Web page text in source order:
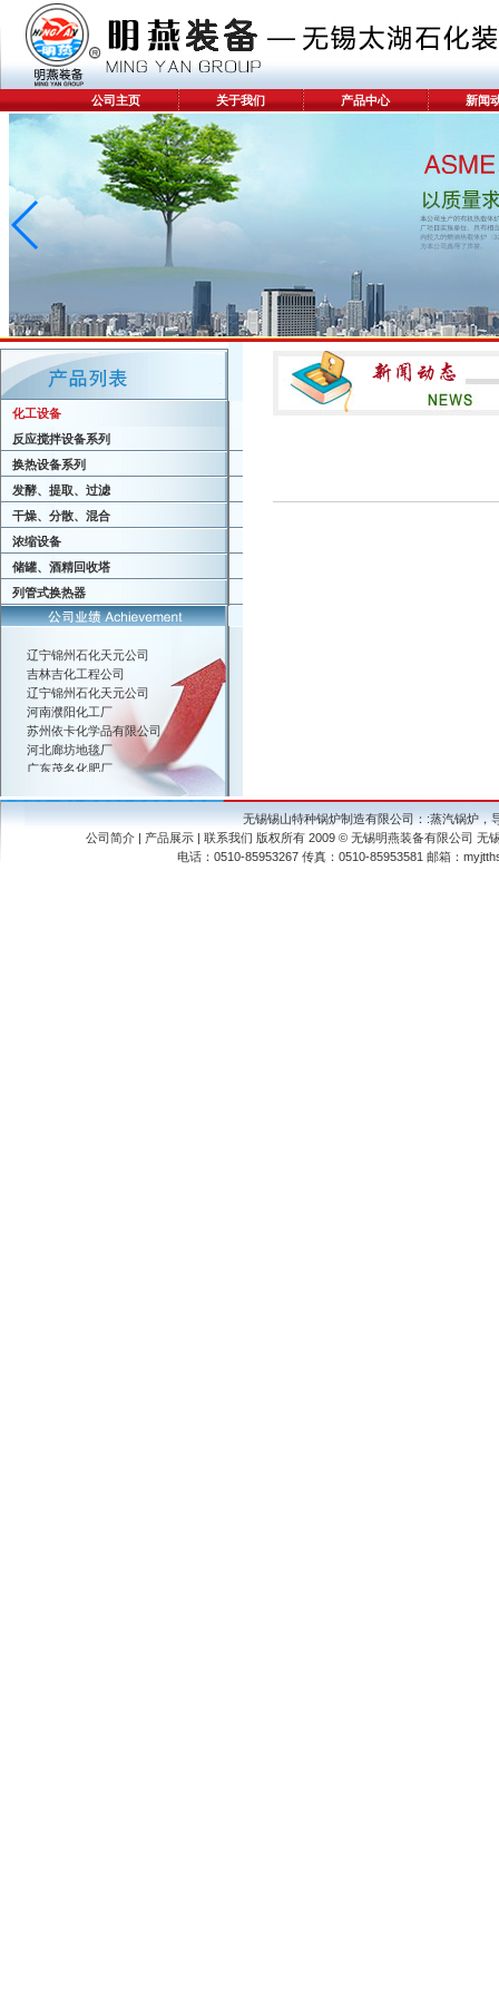
公司主页 关于我们 产品中心 新闻
化工设备
反应搅拌设备系列
换热设备系列
发酵、提取、过滤
干燥、分散、混合
浓缩设备
储罐、酒精回收塔
列管式换热器
吉林吉化工程公司
辽宁锦州石化天元公司
河南濮阳化工厂
苏州依卡化学品有限公司
河北廊坊地毯厂
广东茂名化肥厂
山东泗水苍龙机械厂
杭州轻工业品进出口公司
辽宁锦州石化天元公司
无锡锡山特种锅炉制造有限公司：:蒸汽锅炉 ，
公司简介 | 产品展示 |联系我们 版权所有 2009 © 无锡明燕装备有限公司 无
电话：0510-85953267 传真：0510-85953581 邮箱：